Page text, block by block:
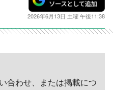
2026年6月13日 土曜 午後11:38
合わせ、または掲載につ